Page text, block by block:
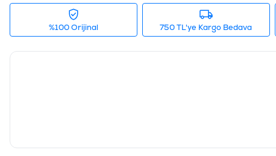
%100 Orijinal 750 TL'ye Kargo Bedava